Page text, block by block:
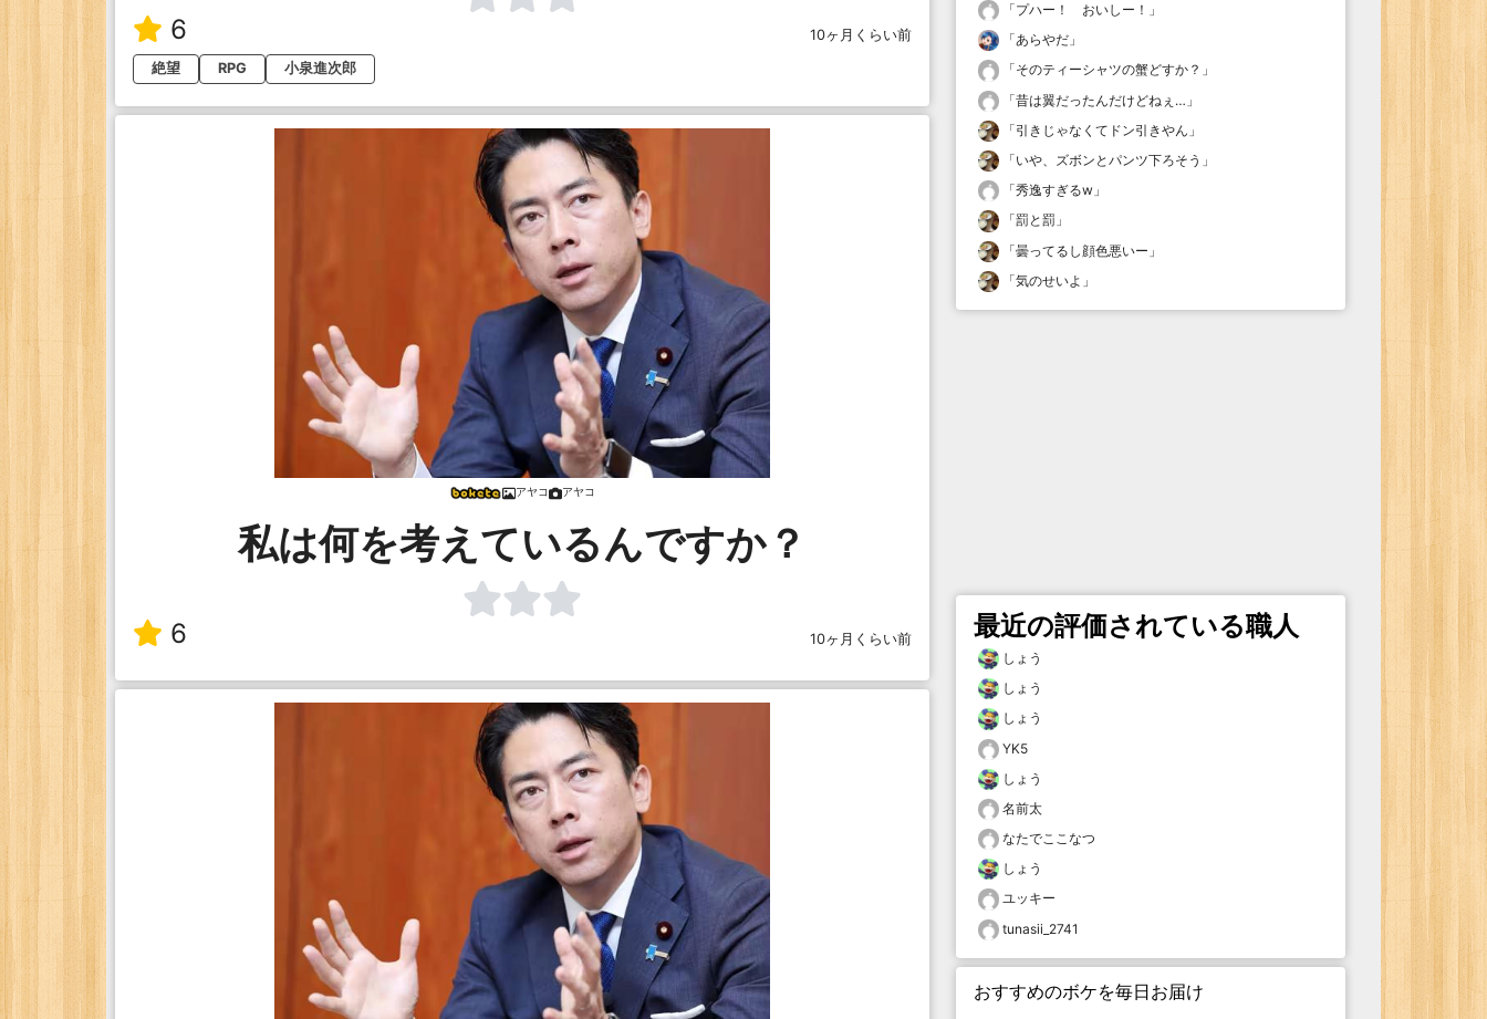
6
10ヶ月くらい前
絶望
RPG 小泉進次郎
アヤコ アヤコ
私は何を考えているんですか？
6 10ヶ月くらい前
「プハー！ おいしー！ 」
「あらやだ 」
「そのティーシャツの蟹どすか？ 」
「昔は翼だったんだけどねぇ… 」
「引きじゃなくてドン引きやん 」
「いや、ズボンとパンツ下ろそう 」
「秀逸すぎるw 」
「罰と罰 」
「曇ってるし顔色悪いー 」
「気のせいよ 」
最近の評価されている職人
しょう
しょう
しょう
YK5
しょう
名前太
なたでここなつ
しょう
ユッキー
tunasii_2741
おすすめのボケを毎日お届け